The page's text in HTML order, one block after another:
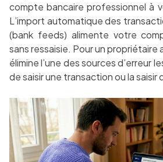
compte bancaire professionnel à
L’import automatique des
(bank feeds) alimente votre
sans ressaisie. Pour un propriétaire
élimine l’une des sources d’erreur
de saisir une transaction ou la saisir